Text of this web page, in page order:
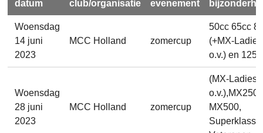
datum club/organisatie evenement
Woensdag
14 juni
2023
MCC Holland zomercup
50cc 65cc
(+MX-Ladies
o.v.) en
Woensdag
28 juni
2023
MCC Holland zomercup
(MX-Ladies
o.v.),MX250,
MX500,
Superklasse,